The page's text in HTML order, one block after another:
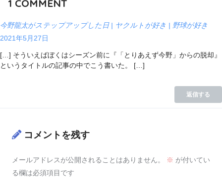
1 COMMENT
今野龍太がステップアップした日 | ヤクルトが好き | 野球が好き
2021年5月27日
[…] そういえばぼくはシーズン前に『「とりあえず今野」からの脱却』
というタイトルの記事の中でこう書いた。 […]
返信する
コメントを残す
メールアドレスが公開されることはありません。 ※ が付いてい
る欄は必須項目です